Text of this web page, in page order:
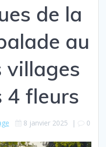
de la
au
4 fleurs
8 janvier 2025 | 0